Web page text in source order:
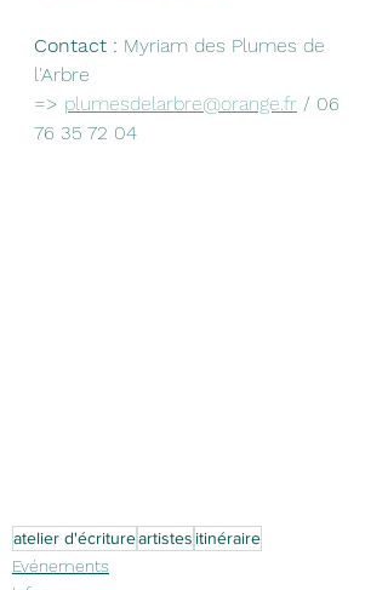
Contact : Myriam des Plumes de
l'Arbre
=> plumesdelarbre@orange.fr / 06
76 35 72 04
atelier d'écritureartistes itinéraire
Evénements